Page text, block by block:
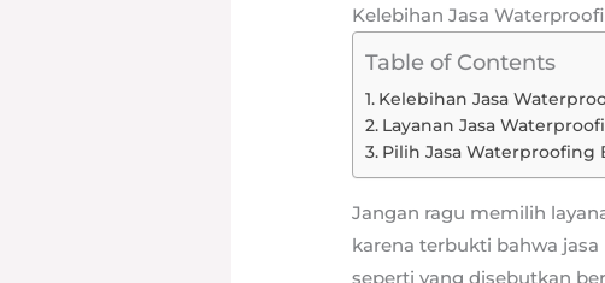
Kelebihan Jasa
Table of Contents
Kelebihan Jasa
Layanan Jasa
Pilih Jasa Waterproofing
Jangan ragu memilih
karena terbukti bahwa
seperti yang disebutkan